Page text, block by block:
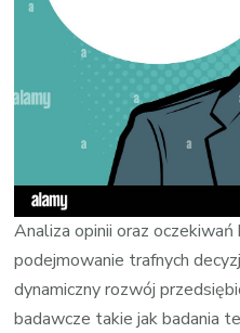
Analiza opinii oraz
podejmowanie trafnych
dynamiczny rozwój
badawcze takie jak badania